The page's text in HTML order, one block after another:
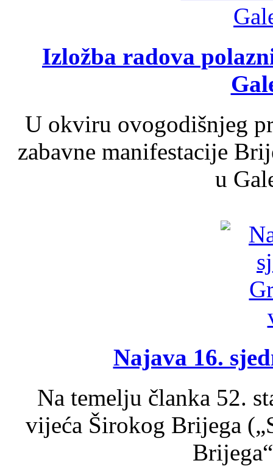
Izložba radova
U okviru ovogodišnjeg
zabavne manifestacije
u
Najava 16.
Na temelju članka 52.
vijeća Širokog Brijega